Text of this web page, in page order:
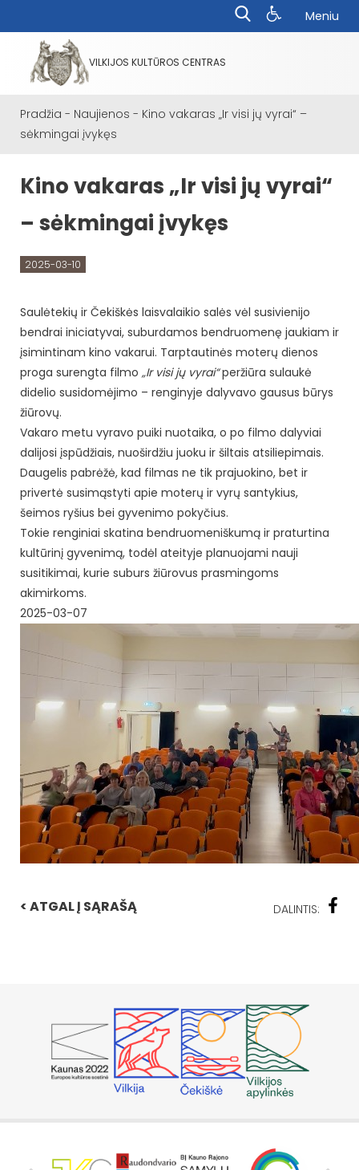
Meniu
VILKIJOS KULTŪROS CENTRAS
Pradžia - Naujienos - Kino vakaras „Ir visi jų vyrai“ –
sėkmingai įvykęs
Kino vakaras „Ir visi jų vyrai“
– sėkmingai įvykęs
2025-03-10
Saulėtekių ir Čekiškės laisvalaikio salės vėl susivienijo
bendrai iniciatyvai, suburdamos bendruomenę jaukiam ir
įsimintinam kino vakarui. Tarptautinės moterų dienos
proga surengta filmo „Ir visi jų vyrai“peržiūra sulaukė
didelio susidomėjimo – renginyje dalyvavo gausus būrys
žiūrovų.
Vakaro metu vyravo puiki nuotaika, o po filmo dalyviai
dalijosi įspūdžiais, nuoširdžiu juoku ir šiltais atsiliepimais.
Daugelis pabrėžė, kad filmas ne tik prajuokino, bet ir
privertė susimąstyti apie moterų ir vyrų santykius,
šeimos ryšius bei gyvenimo pokyčius.
Tokie renginiai skatina bendruomeniškumą ir praturtina
kultūrinį gyvenimą, todėl ateityje planuojami nauji
susitikimai, kurie suburs žiūrovus prasmingoms
akimirkoms.
2025-03-07
< ATGAL Į SĄRAŠĄ DALINTIS: